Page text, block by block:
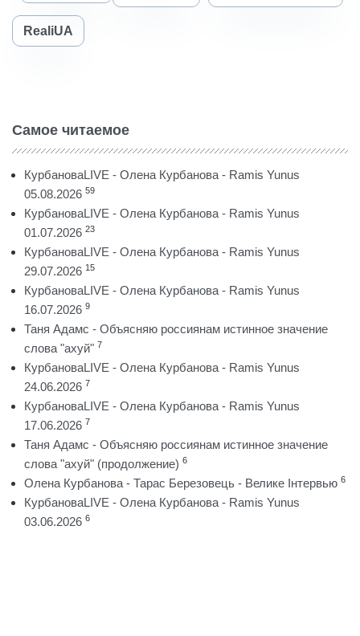
RealiUA
Самое читаемое
КурбановаLIVE - Олена Курбанова - Ramis Yunus
05.08.2026 59
КурбановаLIVE - Олена Курбанова - Ramis Yunus
01.07.2026 23
КурбановаLIVE - Олена Курбанова - Ramis Yunus
29.07.2026 15
КурбановаLIVE - Олена Курбанова - Ramis Yunus
16.07.2026 9
Таня Адамс - Объясняю россиянам истинное значение
слова "ахуй" 7
КурбановаLIVE - Олена Курбанова - Ramis Yunus
24.06.2026 7
КурбановаLIVE - Олена Курбанова - Ramis Yunus
17.06.2026 7
Таня Адамс - Объясняю россиянам истинное значение
слова "ахуй" (продолжение) 6
Олена Курбанова - Тарас Березовець - Велике Інтервью 6
КурбановаLIVE - Олена Курбанова - Ramis Yunus
03.06.2026 6